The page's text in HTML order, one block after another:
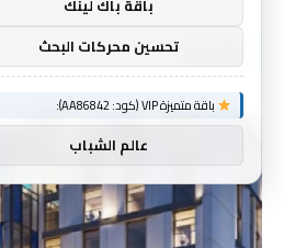
باقة باك لينك
تحسين محركات البحث
باقة متميزة VIP (كود: AA86842):
عالم الشباب